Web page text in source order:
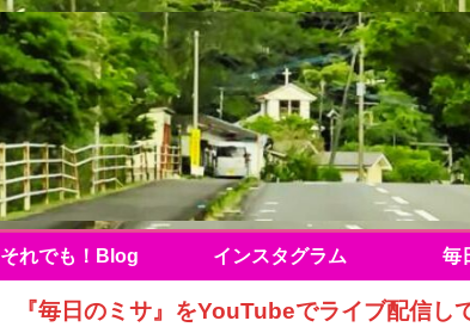
それでも！Blog インスタグラム 毎
『毎日のミサ』をYouTubeでライブ配信し